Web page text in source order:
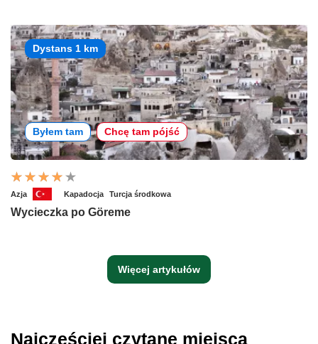
Dystans 1 km
Byłem tam Chcę tam pójść
Azja Kapadocja Turcja środkowa
Wycieczka po Göreme
Więcej artykułów
Najczęściej czytane miejsca